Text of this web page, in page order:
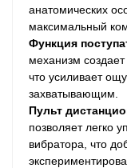
анатомических
максимальный
Функция
механизм
что усиливает
захватывающим.
Пульт
позволяет легко
вибратора, что